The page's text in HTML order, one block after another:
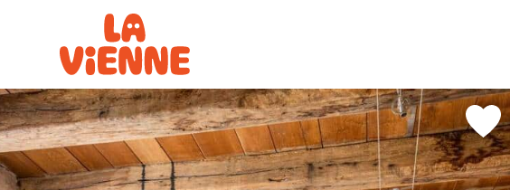
Panneau de gestion des cookies